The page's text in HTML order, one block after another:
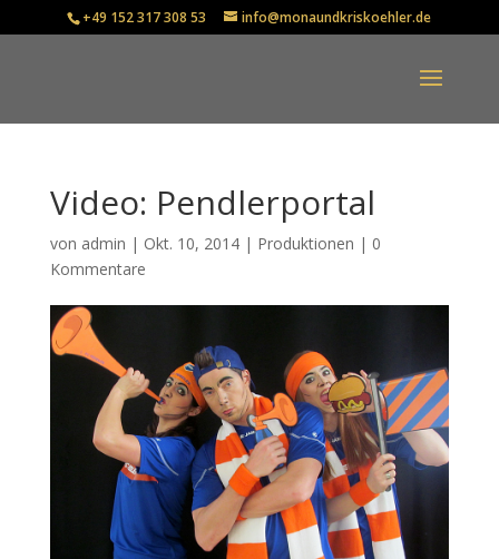
+49 152 317 308 53 info@monaundkriskoehler.de
Video: Pendlerportal
von admin | Okt. 10, 2014| Produktionen | 0
Kommentare